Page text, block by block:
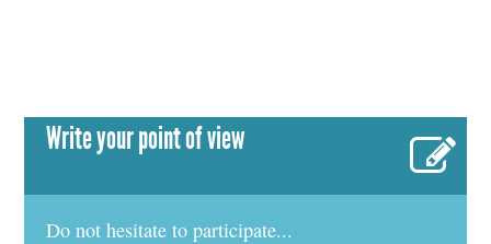
Write your point of view
Do not hesitate to participate...